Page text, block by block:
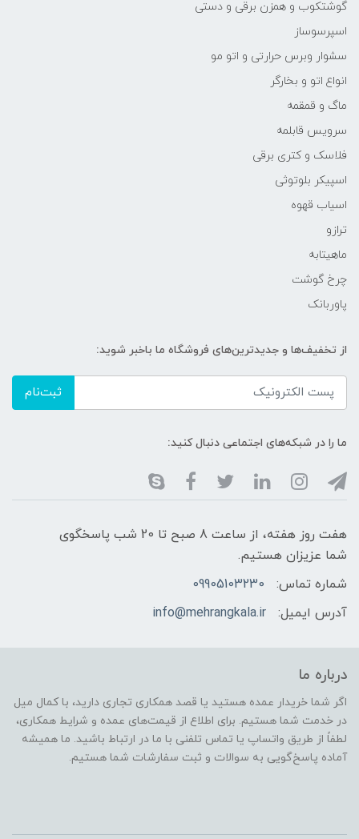
گوشتکوب و همزن برقی و دستی
اسپرسوساز
سشوار وبرس حرارتی و اتو مو
انواع اتو و بخارگر
ماگ و قمقمه
سرویس قابلمه
فلاسک و کتری برقی
اسپیکر بلوتوثی
اسیاب قهوه
ترازو
ماهیتابه
چرخ گوشت
پاوربانک
از تخفیف‌ها و جدیدترین‌های فروشگاه ما باخبر شوید:
ثبت‌نام
ما را در شبکه‌های اجتماعی دنبال کنید:
هفت روز هفته، از ساعت 8 صبح تا 20 شب پاسخگوی
شما عزیزان هستیم.
شماره تماس:
09905103230
آدرس ایمیل:
info@mehrangkala.ir
درباره ما
اگر شما خریدار عمده هستید یا قصد همکاری تجاری دارید، با کمال میل
در خدمت شما هستیم. برای اطلاع از قیمت‌های عمده و شرایط همکاری،
لطفاً از طریق واتساپ یا تماس تلفنی با ما در ارتباط باشید. ما همیشه
آماده پاسخ‌گویی به سوالات و ثبت سفارشات شما هستیم.